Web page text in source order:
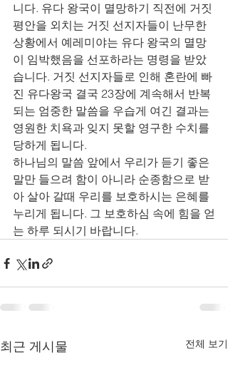
니다. 유다 왕국이 멸망하기 직전에 거짓
평안을 외치는 거짓 선지자들이 난무한
상황에서 예레미야는 유다 왕국의 멸망
이 임박했음을 선포하라는 명령을 받았
습니다. 거짓 선지자들로 인해 혼란에 빠
진 유다왕국 결국 23장에 계속해서 반복
되는 엄중한 말씀을 우습게 여긴 결과는
영원한 치욕과 잊지 못할 영구한 수치를
당하게 됩니다.
하나님의 말씀 앞에서 우리가 듣기 좋은
말만 들으려 함이 아니라 순종함으로 받
아 살아 갈때 우리를 보호하시는 은혜를
누리게 됩니다. 그 보호하심 속에 힘을 얻
는 하루 되시기 바랍니다.
최근 게시물 전체 보기